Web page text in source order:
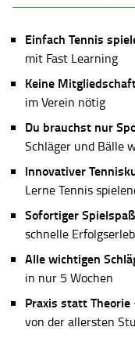
Einfach Tennis
mit Fast Learning
Keine
im Verein nötig
Du brauchst nur
Schläger und Bälle
Innovativer
Lerne Tennis
Sofortiger Spielspaß
schnelle
Alle wichtigen
in nur 5 Wochen
Praxis statt Theorie
von der allersten